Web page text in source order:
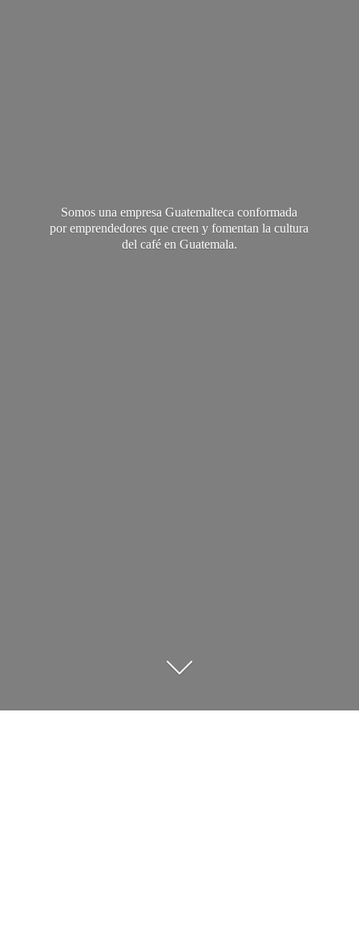
Somos una empresa Guatemalteca conformada
por emprendedores que creen y fomentan la cultura
del café en Guatemala.